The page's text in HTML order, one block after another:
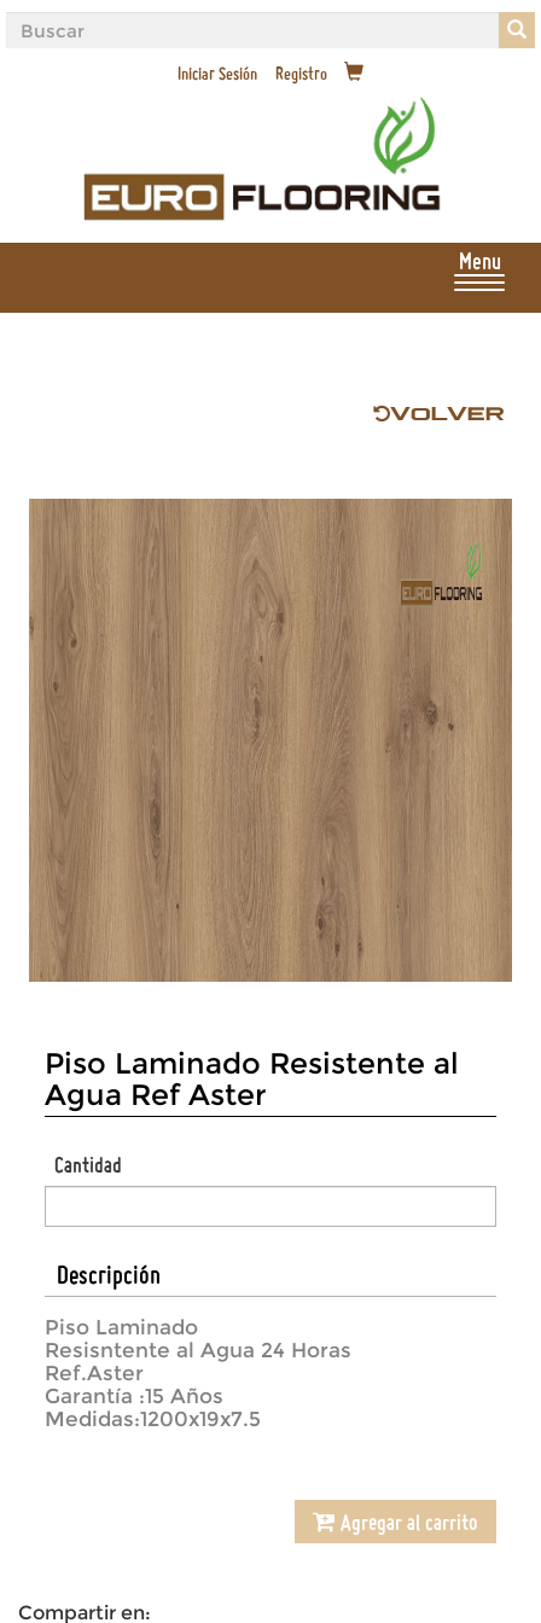
Iniciar Sesión Registro
Menu
VOLVER
Piso Laminado Resistente al
Agua Ref Aster
Cantidad
Descripción
Piso Laminado
Resisntente al Agua 24 Horas
Ref.Aster
Garantía :15 Años
Medidas:1200x19x7.5
Agregar al carrito
Compartir en: